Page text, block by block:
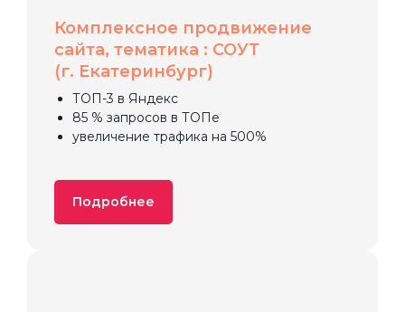
Комплексное продвижение
сайта, тематика : СОУТ
(г. Екатеринбург)
ТОП-3 в Яндекс
85 % запросов в ТОПе
увеличение трафика на 500%
Подробнее